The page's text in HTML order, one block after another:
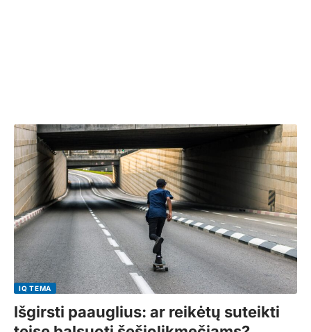
IQ TEMA
Išgirsti paauglius: ar reikėtų suteikti